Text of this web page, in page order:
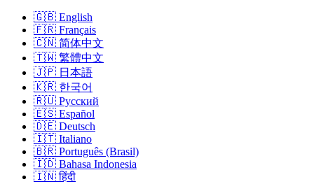
🇬🇧 English
🇫🇷 Français
🇨🇳 简体中文
🇹🇼 繁體中文
🇯🇵 日本語
🇰🇷 한국어
🇷🇺 Русский
🇪🇸 Español
🇩🇪 Deutsch
🇮🇹 Italiano
🇧🇷 Português (Brasil)
🇮🇩 Bahasa Indonesia
🇮🇳 हिंदी